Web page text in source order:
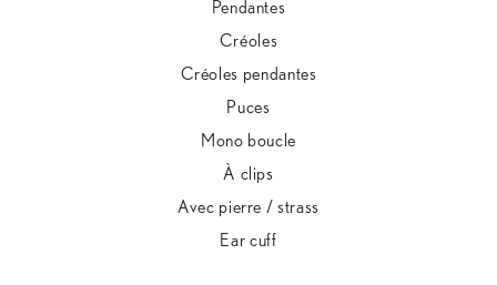
Pendantes
Créoles
Créoles pendantes
Puces
Mono boucle
À clips
Avec pierre / strass
Ear cuff